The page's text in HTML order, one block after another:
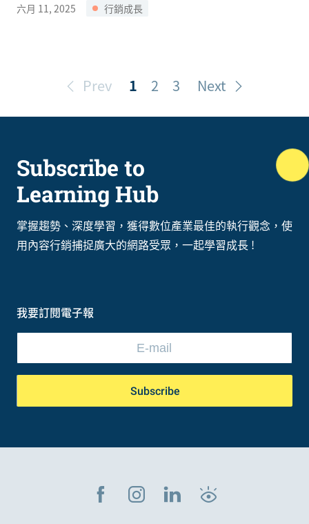
六月 11, 2025
行銷成長
Prev 1 2 3 Next
Subscribe to
Learning Hub
掌握趨勢、深度學習，獲得數位產業最佳的執行觀念，使
用內容行銷捕捉廣大的網路受眾，一起學習成長 !
我要訂閱電子報
Subscribe